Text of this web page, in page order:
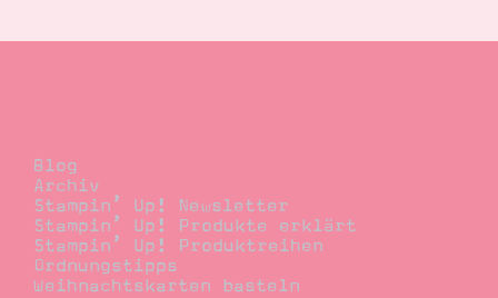
Blog
Archiv
Stampin’ Up! Newsletter
Stampin’ Up! Produkte erklärt
Stampin’ Up! Produktreihen
Ordnungstipps
Weihnachtskarten basteln